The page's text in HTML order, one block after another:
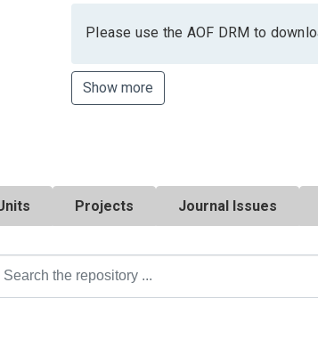
Please use the AOF DRM to
Show more
Projects Journal Issues